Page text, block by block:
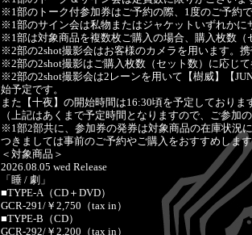
※1部のトーク付参加券はご予約の際、1度のご予約
※1部のサイン会は私物またはジャケットいずれか
※1部は対象商品を複数枚ご購入の場合、購入枚数
※2部の2shot撮影会はお客様のカメラを用います。
※2部の2shot撮影はご購入枚数（セット数）に応じ
※2部の2shot撮影会は2レーンを用いて【樹威】【
始予定です。
また【十夜】の開始時間は16:30頃を予定しておりま
（上記はあくまで予定時間となりますので、ご参
※1部2部共に、参加券の発券は対象商品の在庫状況
つきましては事前のご予約やご購入をおすすめしま
＜対象商品＞
2026.08.05 wed Release
「睡 / 劇」
■TYPE-A（CD＋DVD）
GCR-291/￥2,750（tax in）
■TYPE-B（CD）
GCR-292/￥2,200（tax in）